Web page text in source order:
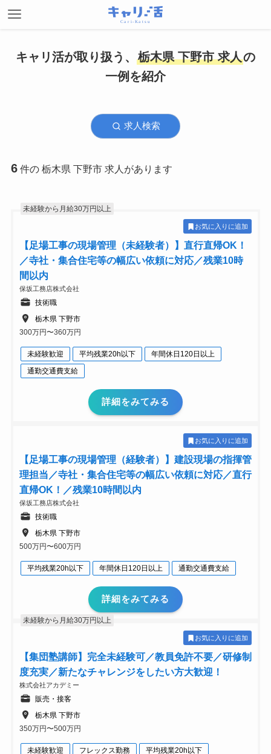
キャリ活が取り扱う、 栃木県 下野市 求人の
一例を紹介
求人検索
6件の 栃木県 下野市 求人があります
未経験から月給30万円以上
お気に入りに追加
【足場工事の現場管理（未経験者）】直行直帰OK！
／寺社・集合住宅等の幅広い依頼に対応／残業10時
間以内
保坂工務店株式会社
技術職
栃木県 下野市
300万円〜360万円
未経験歓迎 平均残業20h以下
年間休日120日以上
通勤交通費支給
詳細をみてみる
お気に入りに追加
【足場工事の現場管理（経験者）】建設現場の指揮管
理担当／寺社・集合住宅等の幅広い依頼に対応／直行
直帰OK！／残業10時間以内
保坂工務店株式会社
技術職
栃木県 下野市
500万円〜600万円
平均残業20h以下 年間休日120日以上 通勤交通費支給
詳細をみてみる
未経験から月給30万円以上
お気に入りに追加
【集団塾講師】完全未経験可／教員免許不要／研修制
度充実／新たなチャレンジをしたい方大歓迎！
株式会社アカデミー
販売・接客
栃木県 下野市
350万円〜500万円
未経験歓迎 フレックス勤務
平均残業20h以下